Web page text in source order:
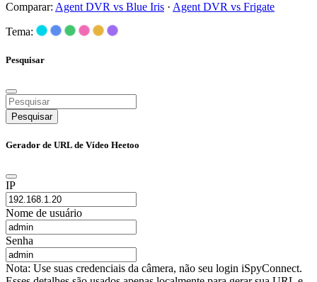
Comparar: Agent DVR vs Blue Iris · Agent DVR vs Frigate
Tema:
Pesquisar
Pesquisar
Gerador de URL de Vídeo Heetoo
IP
Nome de usuário
Senha
Nota: Use suas credenciais da câmera, não seu login iSpyConnect.